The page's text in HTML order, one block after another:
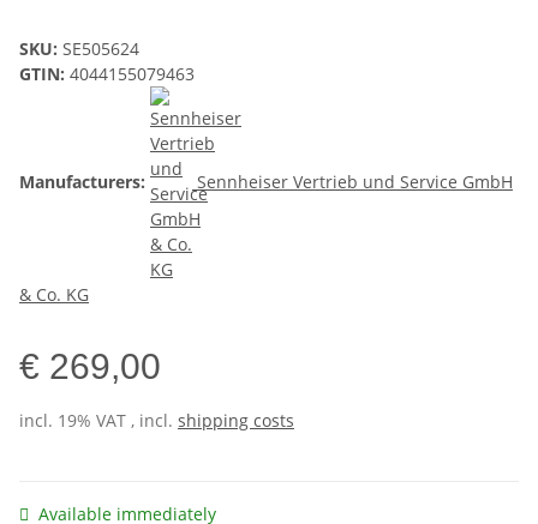
SKU: SE505624
GTIN: 4044155079463
Manufacturers: Sennheiser Vertrieb und Service GmbH
& Co. KG
€ 269,00
incl. 19% VAT , incl. shipping costs
Available immediately